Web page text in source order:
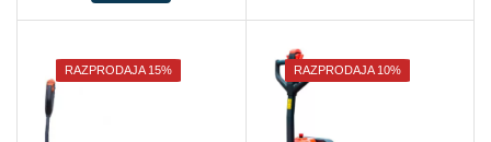
RAZPRODAJA 15% RAZPRODAJA 10%